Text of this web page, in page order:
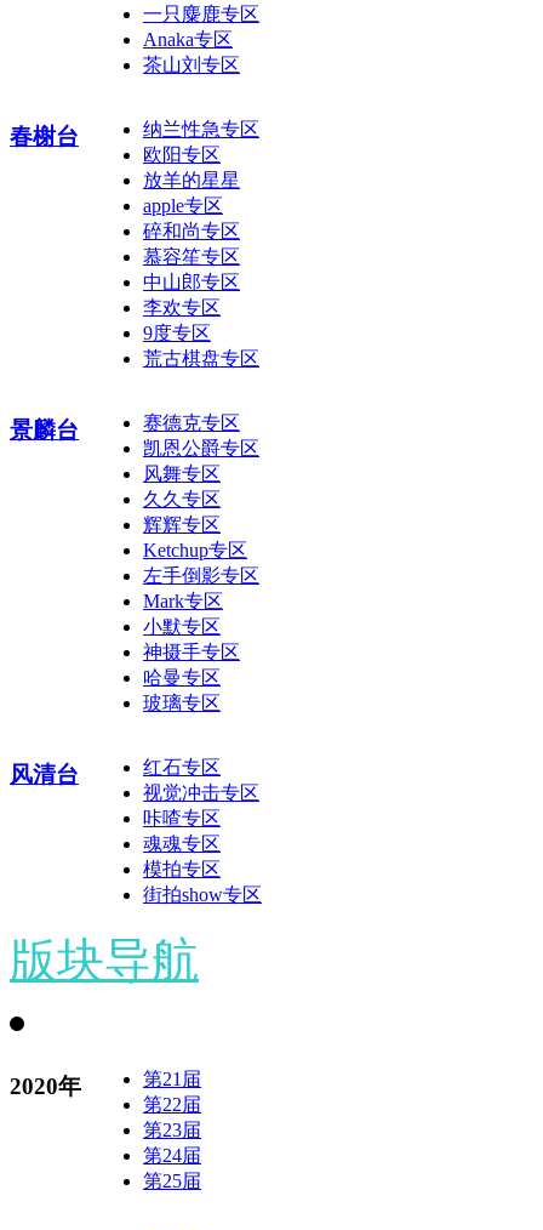
一只麋鹿专区
Anaka专区
茶山刘专区
春榭台
纳兰性急专区
欧阳专区
放羊的星星
apple专区
碎和尚专区
慕容笙专区
中山郎专区
李欢专区
9度专区
荒古棋盘专区
景麟台
赛德克专区
凯恩公爵专区
风舞专区
久久专区
辉辉专区
Ketchup专区
左手倒影专区
Mark专区
小默专区
神摄手专区
哈曼专区
玻璃专区
风清台
红石专区
视觉冲击专区
咔喳专区
魂魂专区
模拍专区
街拍show专区
版块导航
2020年
第21届
第22届
第23届
第24届
第25届